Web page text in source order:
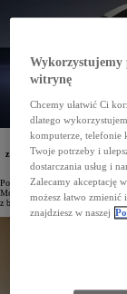
W Europie zadebiutowała
z bateryjnym napędem
Podczas konferencji Kenshiki
Model ten pokazał, jakie
z bateryjnym napędem
Wykorzystujemy
witrynę
Chcemy ułatwić Ci
dlatego
komputerze, telefonie
Twoje potrzeby i
dostarczania usług i
Zalecamy akceptację
możesz łatwo zmienić
znajdziesz w naszej